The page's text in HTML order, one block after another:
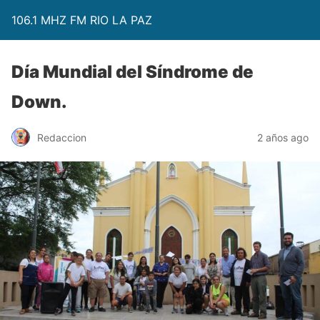
106.1 MHZ FM RIO LA PAZ
Día Mundial del Síndrome de
Down.
Redaccion 2 años ago